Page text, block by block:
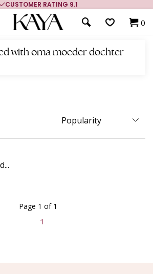
CUSTOMER RATING 9.1
0
with oma moeder dochter
1
Page 1 of 1